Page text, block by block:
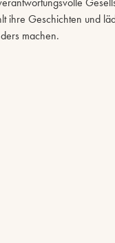
ihre Geschichten und
machen.